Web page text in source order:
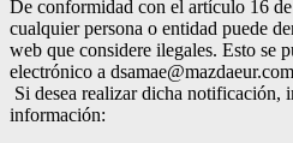
De conformidad con el artículo 16
cualquier persona o entidad puede
web que considere ilegales. Esto se
electrónico a dsamae@mazdaeur.com
Si desea realizar dicha notificación,
información: